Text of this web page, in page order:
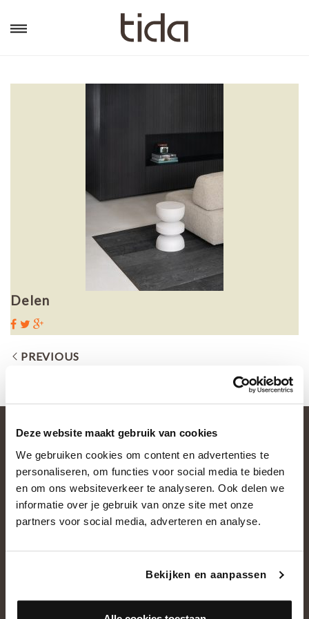
Deze website maakt gebruik van cookies
We gebruiken cookies om content en advertenties te
personaliseren, om functies voor social media te bieden
en om ons websiteverkeer te analyseren. Ook delen we
informatie over je gebruik van onze site met onze
partners voor social media, adverteren en analyse.
Bekijken en aanpassen
Delen
PREVIOUS